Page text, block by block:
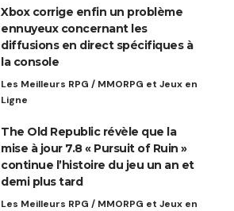
Xbox corrige enfin un problème
ennuyeux concernant les
diffusions en direct spécifiques à
la console
Les Meilleurs RPG / MMORPG et Jeux en
Ligne
The Old Republic révèle que la
mise à jour 7.8 « Pursuit of Ruin »
continue l’histoire du jeu un an et
demi plus tard
Les Meilleurs RPG / MMORPG et Jeux en